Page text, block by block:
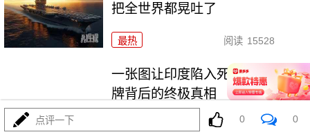
把全世界都晃吐了
最热 阅读 15528
一张图让印度陷入死寂，五枚金
牌背后的终极真相
阅读 10824
点评一下 0 0